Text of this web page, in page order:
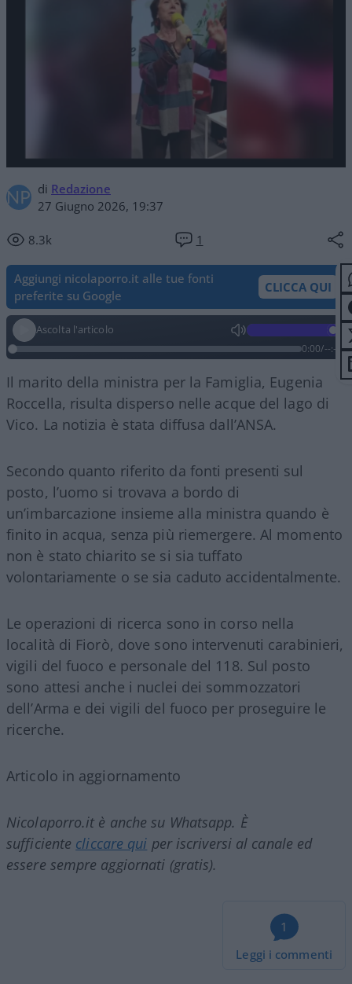
di Redazione
27 Giugno 2026, 19:37
8.3k 1
Aggiungi nicolaporro.it alle tue fonti
preferite su Google
CLICCA QUI
Ascolta l'articolo
0:00/--:--
Il marito della ministra per la Famiglia, Eugenia
Roccella, risulta disperso nelle acque del lago di
Vico. La notizia è stata diffusa dall’ANSA.
Secondo quanto riferito da fonti presenti sul
posto, l’uomo si trovava a bordo di
un’imbarcazione insieme alla ministra quando è
finito in acqua, senza più riemergere. Al momento
non è stato chiarito se si sia tuffato
volontariamente o se sia caduto accidentalmente.
Le operazioni di ricerca sono in corso nella
località di Fiorò, dove sono intervenuti carabinieri,
vigili del fuoco e personale del 118. Sul posto
sono attesi anche i nuclei dei sommozzatori
dell’Arma e dei vigili del fuoco per proseguire le
ricerche.
Articolo in aggiornamento
Nicolaporro.it è anche su Whatsapp. È
sufficiente cliccare qui per iscriversi al canale ed
essere sempre aggiornati (gratis).
1
Leggi i commenti